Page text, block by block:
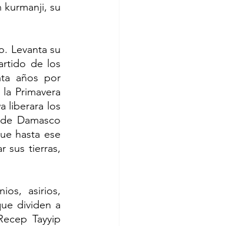
kurmanji, su
Levanta su
de los
años por
Primavera
liberara los
Damasco
hasta ese
sus tierras,
asirios,
dividen a
Tayyip